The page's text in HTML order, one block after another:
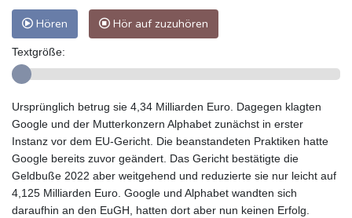
Hören Hör auf zuzuhören
Textgröße:
Ursprünglich betrug sie 4,34 Milliarden Euro. Dagegen klagten
Google und der Mutterkonzern Alphabet zunächst in erster
Instanz vor dem EU-Gericht. Die beanstandeten Praktiken hatte
Google bereits zuvor geändert. Das Gericht bestätigte die
Geldbuße 2022 aber weitgehend und reduzierte sie nur leicht auf
4,125 Milliarden Euro. Google und Alphabet wandten sich
daraufhin an den EuGH, hatten dort aber nun keinen Erfolg.